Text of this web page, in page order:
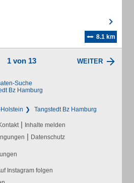
8.1 km
1 von 13 WEITER
Suche
Bz Hamburg
Tangstedt Bz Hamburg
| Inhalte melden
| Datenschutz
Instagram folgen